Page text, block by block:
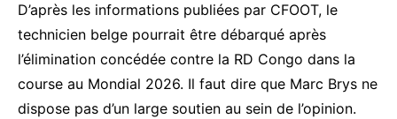
D’après les informations publiées par CFOOT, le
technicien belge pourrait être débarqué après
l’élimination concédée contre la RD Congo dans la
course au Mondial 2026. Il faut dire que Marc Brys ne
dispose pas d’un large soutien au sein de l’opinion.